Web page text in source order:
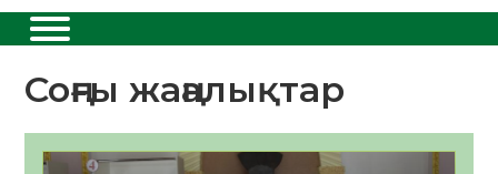
Соңғы жаңалықтар